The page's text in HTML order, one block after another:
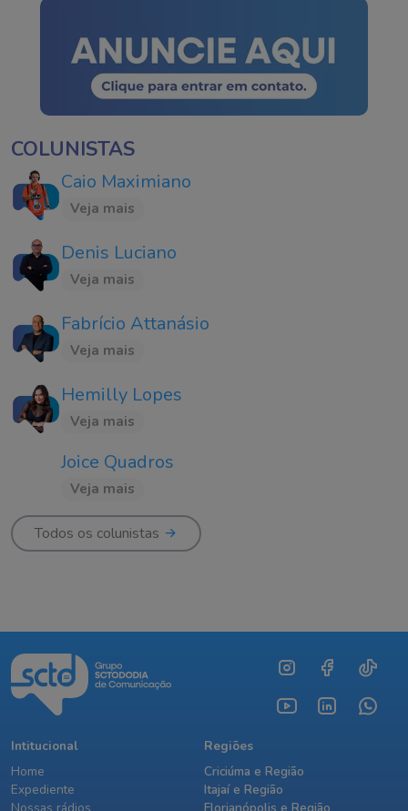
COLUNISTAS
Caio Maximiano
Veja mais
Denis Luciano
Veja mais
Fabrício Attanásio
Veja mais
Hemilly Lopes
Veja mais
Joice Quadros
Veja mais
Todos os colunistas
Intitucional
Home
Expediente
Regiões
Criciúma e Região
Itajaí e Região